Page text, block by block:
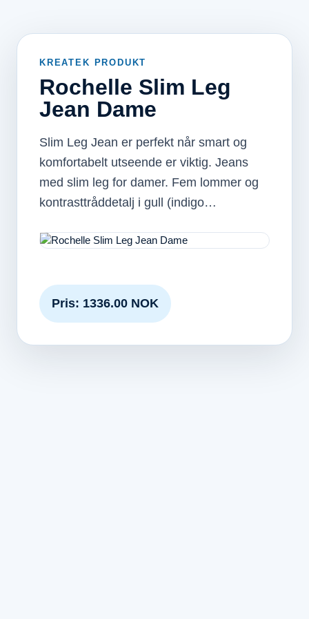
KREATEK PRODUKT
Rochelle Slim Leg
Jean Dame
Slim Leg Jean er perfekt når smart og
komfortabelt utseende er viktig. Jeans
med slim leg for damer. Fem lommer og
kontrasttråddetalj i gull (indigo…
Pris: 1336.00 NOK